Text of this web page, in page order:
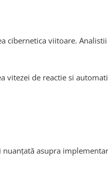
cibernetica viitoare.
vitezei de reactie si
nuanțată asupra